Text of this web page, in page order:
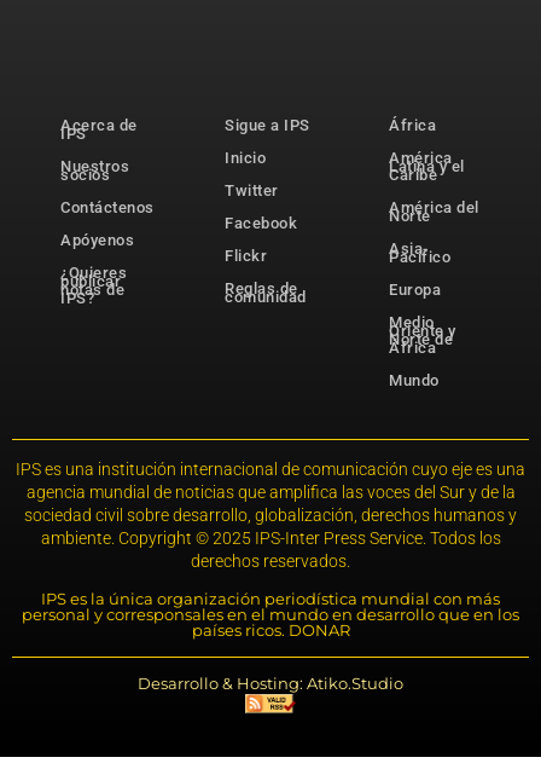
Acerca de
IPS
Nuestros
socios
Contáctenos
Apóyenos
¿Quieres
publicar
notas de
IPS?
Sigue a IPS
Inicio
Twitter
Facebook
Flickr
Reglas de
comunidad
África
América
Latina y el
Caribe
América del
Norte
Asia-
Pacífico
Europa
Medio
Oriente y
Norte de
África
Mundo
IPS es una institución internacional de comunicación cuyo eje es una
agencia mundial de noticias que amplifica las voces del Sur y de la
sociedad civil sobre desarrollo, globalización, derechos humanos y
ambiente. Copyright © 2025 IPS-Inter Press Service. Todos los
derechos reservados.
IPS es la única organización periodística mundial con más
personal y corresponsales en el mundo en desarrollo que en los
países ricos. DONAR
Desarrollo & Hosting: Atiko.Studio